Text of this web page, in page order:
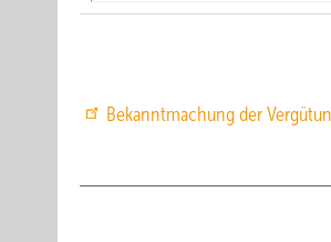
Bekanntmachung der